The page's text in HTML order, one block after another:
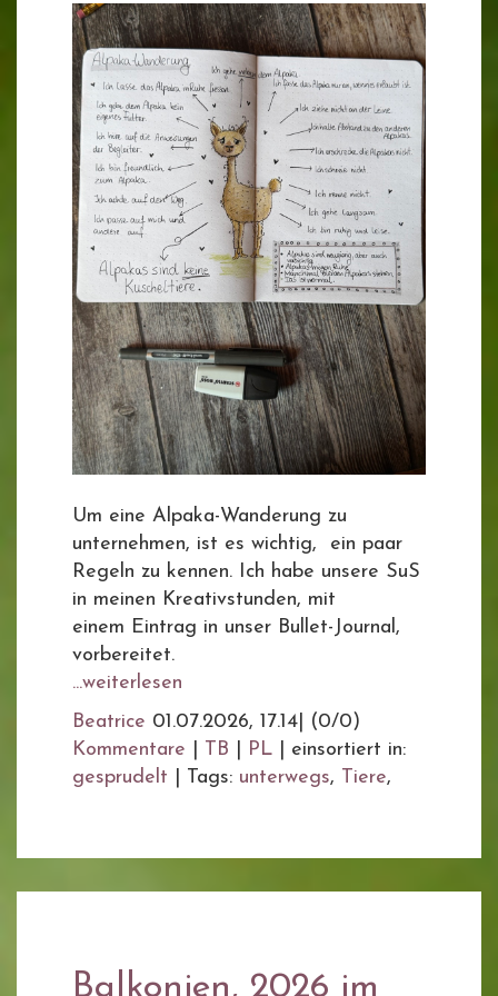
Um eine Alpaka-Wanderung zu
unternehmen, ist es wichtig, ein paar
Regeln zu kennen. Ich habe unsere SuS
in meinen Kreativstunden, mit
einem Eintrag in unser Bullet-Journal,
vorbereitet.
...weiterlesen
Beatrice 01.07.2026, 17.14
(0/0)
Kommentare
TB PL
einsortiert in:
gesprudelt
Tags: unterwegs, Tiere,
Balkonien, 2026 im